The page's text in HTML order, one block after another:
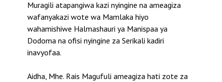
Muragili atapangiwa kazi nyingine na ameagiza
wafanyakazi wote wa Mamlaka hiyo
wahamishiwe Halmashauri ya Manispaa ya
Dodoma na ofisi nyingine za Serikali kadiri
inavyofaa.
Aidha, Mhe. Rais Magufuli ameagiza hati zote za